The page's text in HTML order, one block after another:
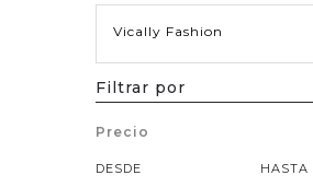
Vically Fashion
Filtrar por
Precio
DESDE HASTA